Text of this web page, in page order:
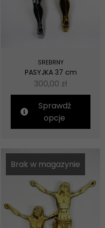
SREBRNY
PASYJKA 37 cm
300,00 zł
Sprawdź
opcje
Brak w magazynie